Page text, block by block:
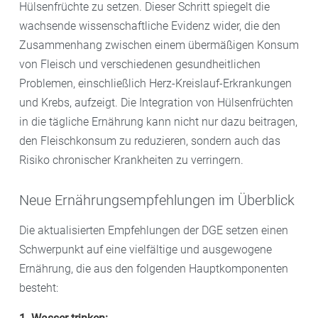
Hülsenfrüchte zu setzen. Dieser Schritt spiegelt die
wachsende wissenschaftliche Evidenz wider, die den
Zusammenhang zwischen einem übermäßigen Konsum
von Fleisch und verschiedenen gesundheitlichen
Problemen, einschließlich Herz-Kreislauf-Erkrankungen
und Krebs, aufzeigt. Die Integration von Hülsenfrüchten
in die tägliche Ernährung kann nicht nur dazu beitragen,
den Fleischkonsum zu reduzieren, sondern auch das
Risiko chronischer Krankheiten zu verringern.
Neue Ernährungsempfehlungen im Überblick
Die aktualisierten Empfehlungen der DGE setzen einen
Schwerpunkt auf eine vielfältige und ausgewogene
Ernährung, die aus den folgenden Hauptkomponenten
besteht: